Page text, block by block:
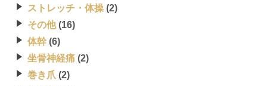
ストレッチ・体操 (2)
その他(16)
体幹 (6)
坐骨神経痛 (2)
巻き爪 (2)